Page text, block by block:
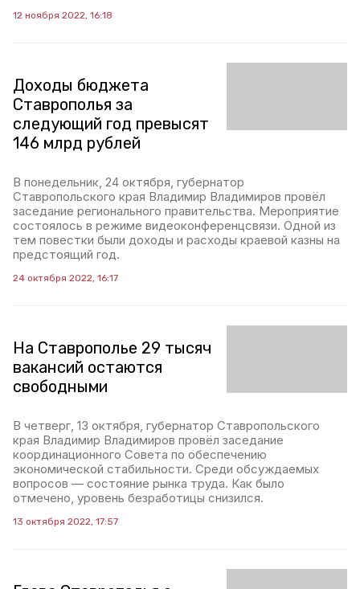
12 ноября 2022, 16:18
Доходы бюджета
Ставрополья за
следующий год превысят
146 млрд рублей
В понедельник, 24 октября, губернатор
Ставропольского края Владимир Владимиров провёл
заседание регионального правительства. Мероприятие
состоялось в режиме видеоконференцсвязи. Одной из
тем повестки были доходы и расходы краевой казны на
предстоящий год.
24 октября 2022, 16:17
На Ставрополье 29 тысяч
вакансий остаются
свободными
В четверг, 13 октября, губернатор Ставропольского
края Владимир Владимиров провёл заседание
координационного Совета по обеспечению
экономической стабильности. Среди обсуждаемых
вопросов — состояние рынка труда. Как было
отмечено, уровень безработицы снизился.
13 октября 2022, 17:57